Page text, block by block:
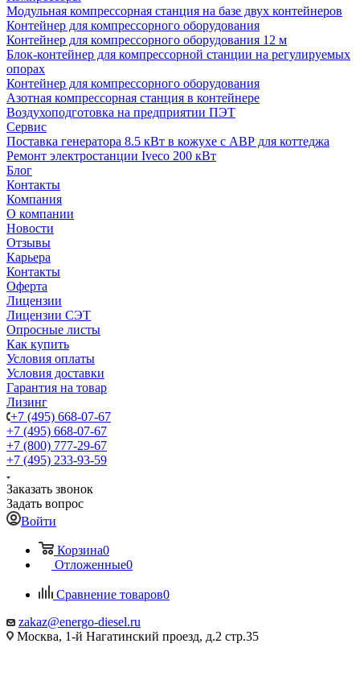
Модульная компрессорная станция на базе двух контейнеров
Контейнер для компрессорного оборудования
Контейнер для компрессорного оборудования 12 м
Блок-контейнер для компрессорной станции на регулируемых
опорах
Контейнер для компрессорного оборудования
Азотная компрессорная станция в контейнере
Воздухоподготовка на предприятии ПЭТ
Сервис
Поставка генератора 8.5 кВт в кожухе с АВР для коттеджа
Ремонт электростанции Iveco 200 кВт
Блог
Контакты
Компания
О компании
Новости
Отзывы
Карьера
Контакты
Оферта
Лицензии
Лицензии СЭТ
Опросные листы
Как купить
Условия оплаты
Условия доставки
Гарантия на товар
Лизинг
+7 (495) 668-07-67
+7 (495) 668-07-67
+7 (800) 777-29-67
+7 (495) 233-93-59
Заказать звонок
Задать вопрос
Войти
Корзина0
Отложенные0
Сравнение товаров0
zakaz@energo-diesel.ru
Москва, 1-й Нагатинский проезд, д.2 стр.35